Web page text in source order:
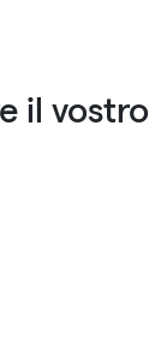
il vostro